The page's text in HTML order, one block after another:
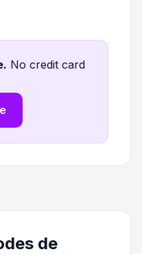
. No credit card
de